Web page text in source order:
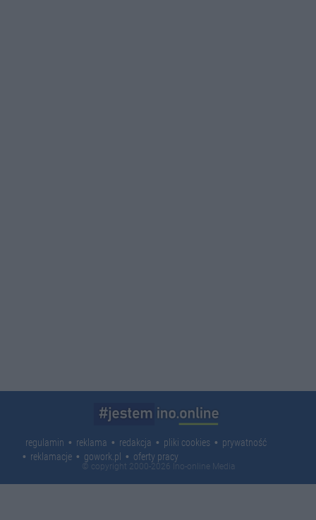
regulamin reklama redakcja pliki cookies
prywatność
reklamacje
gowork.pl oferty pracy
© copyright 2000-2026 Ino-online Media